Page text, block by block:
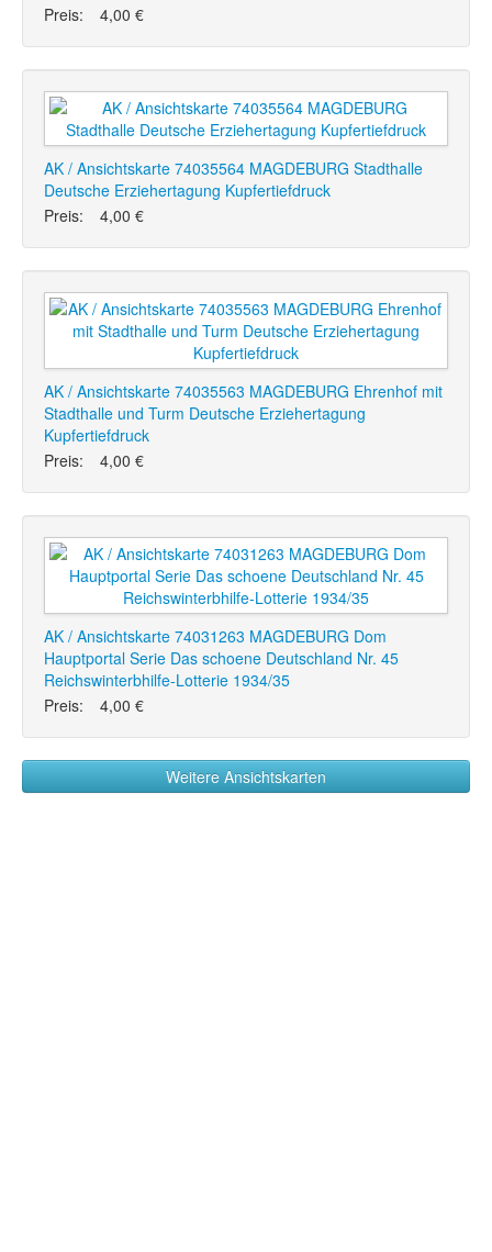
Preis:
4,00 €
AK / Ansichtskarte 74035564 MAGDEBURG Stadthalle
Deutsche Erziehertagung Kupfertiefdruck
Preis:
4,00 €
AK / Ansichtskarte 74035563 MAGDEBURG Ehrenhof mit
Stadthalle und Turm Deutsche Erziehertagung
Kupfertiefdruck
Preis:
4,00 €
AK / Ansichtskarte 74031263 MAGDEBURG Dom
Hauptportal Serie Das schoene Deutschland Nr. 45
Reichswinterbhilfe-Lotterie 1934/35
Preis:
4,00 €
Weitere Ansichtskarten